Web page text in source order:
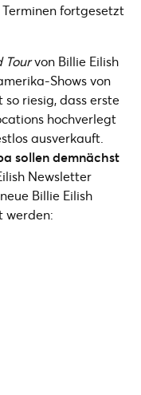
fortgesetzt
Tourvon Billie Eilish
Shows von
riesig, dass erste
hochverlegt
ausverkauft.
sollen demnächst
Newsletter
Billie Eilish
werden: